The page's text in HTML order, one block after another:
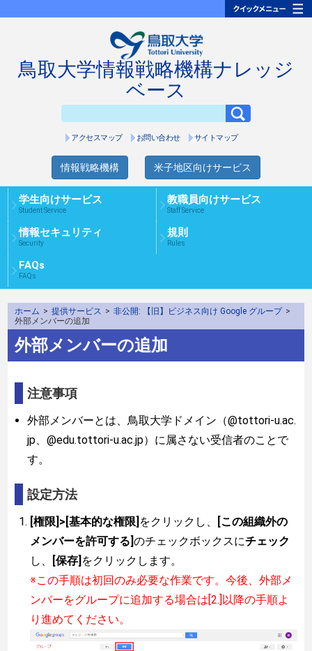
鳥取大学情報戦略機構ナレッジ
ベース
アクセスマップ お問い合わせ サイトマップ
情報戦略機構 米子地区向けサービス
学生向けサービス
Student Service
教職員向けサービス
Staff Service
情報セキュリティ
Security
規則
Rules
FAQs
FAQs
ホーム > 提供サービス > 非公開: 【旧】ビジネス向け Google グループ >
外部メンバーの追加
外部メンバーの追加
注意事項
外部メンバーとは、鳥取大学ドメイン（@tottori-u.ac.
jp、@edu.tottori-u.ac.jp）に属さない受信者のことで
す。
設定方法
[権限]>[基本的な権限] をクリックし、
[この組織外の
メンバーを許可する]のチェックボックスにチェック
し、
[保存] をクリックします。
※この手順は初回のみ必要な作業です。今後、外部メ
ンバーをグループに追加する場合は[2.]以降の手順よ
り進めてください。